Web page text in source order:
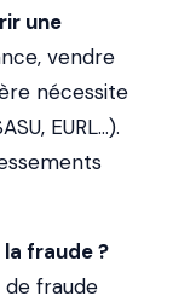
une
vendre
nécessite
EURL...).
fraude ?
fraude